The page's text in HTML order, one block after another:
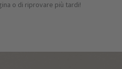
o di riprovare più tardi!